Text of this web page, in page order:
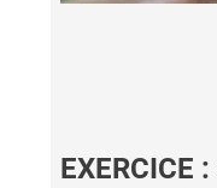
EXERCICE